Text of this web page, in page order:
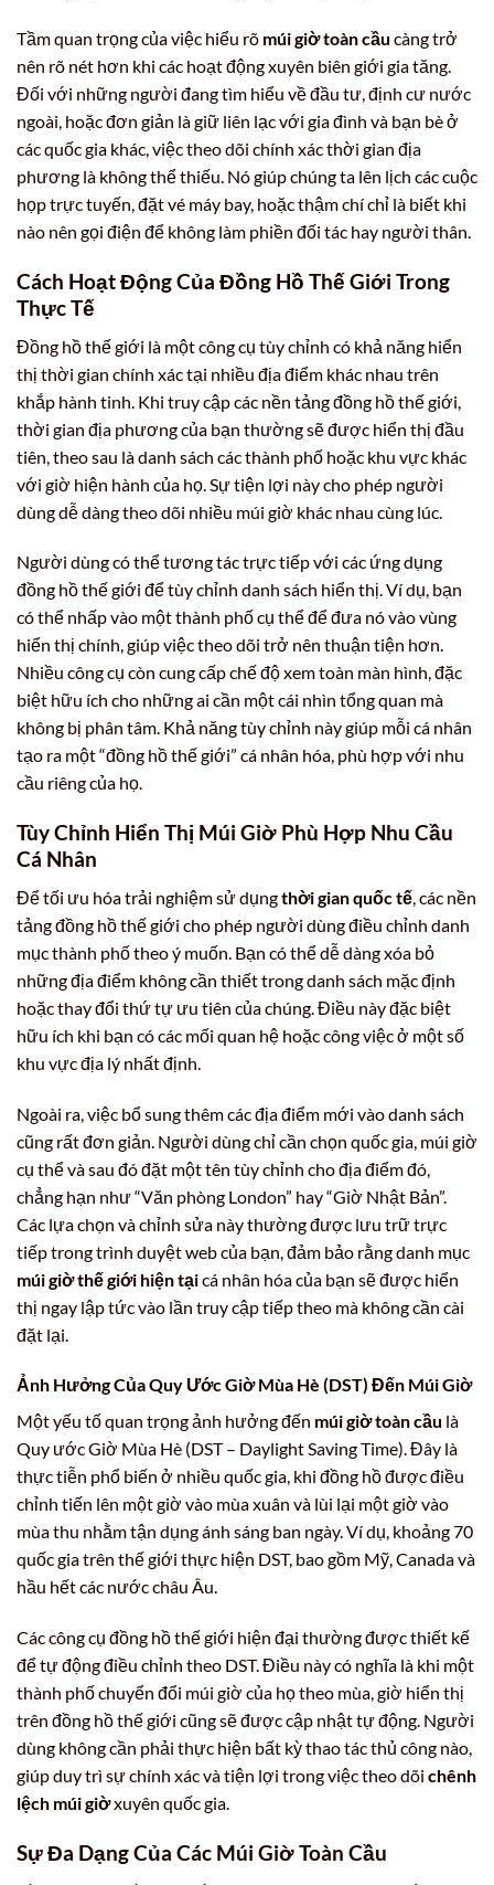
Tầm quan trọng của việc hiểu rõ múi giờ toàn cầu càng trở
nên rõ nét hơn khi các hoạt động xuyên biên giới gia tăng.
Đối với những người đang tìm hiểu về đầu tư, định cư nước
ngoài, hoặc đơn giản là giữ liên lạc với gia đình và bạn bè ở
các quốc gia khác, việc theo dõi chính xác thời gian địa
phương là không thể thiếu. Nó giúp chúng ta lên lịch các cuộc
họp trực tuyến, đặt vé máy bay, hoặc thậm chí chỉ là biết khi
nào nên gọi điện để không làm phiền đối tác hay người thân.
Cách Hoạt Động Của Đồng Hồ Thế Giới Trong
Thực Tế
Đồng hồ thế giới là một công cụ tùy chỉnh có khả năng hiển
thị thời gian chính xác tại nhiều địa điểm khác nhau trên
khắp hành tinh. Khi truy cập các nền tảng đồng hồ thế giới,
thời gian địa phương của bạn thường sẽ được hiển thị đầu
tiên, theo sau là danh sách các thành phố hoặc khu vực khác
với giờ hiện hành của họ. Sự tiện lợi này cho phép người
dùng dễ dàng theo dõi nhiều múi giờ khác nhau cùng lúc.
Người dùng có thể tương tác trực tiếp với các ứng dụng
đồng hồ thế giới để tùy chỉnh danh sách hiển thị. Ví dụ, bạn
có thể nhấp vào một thành phố cụ thể để đưa nó vào vùng
hiển thị chính, giúp việc theo dõi trở nên thuận tiện hơn.
Nhiều công cụ còn cung cấp chế độ xem toàn màn hình, đặc
biệt hữu ích cho những ai cần một cái nhìn tổng quan mà
không bị phân tâm. Khả năng tùy chỉnh này giúp mỗi cá nhân
tạo ra một “đồng hồ thế giới” cá nhân hóa, phù hợp với nhu
cầu riêng của họ.
Tùy Chỉnh Hiển Thị Múi Giờ Phù Hợp Nhu Cầu
Cá Nhân
Để tối ưu hóa trải nghiệm sử dụngthời gian quốc tế , các nền
tảng đồng hồ thế giới cho phép người dùng điều chỉnh danh
mục thành phố theo ý muốn. Bạn có thể dễ dàng xóa bỏ
những địa điểm không cần thiết trong danh sách mặc định
hoặc thay đổi thứ tự ưu tiên của chúng. Điều này đặc biệt
hữu ích khi bạn có các mối quan hệ hoặc công việc ở một số
khu vực địa lý nhất định.
Ngoài ra, việc bổ sung thêm các địa điểm mới vào danh sách
cũng rất đơn giản. Người dùng chỉ cần chọn quốc gia, múi giờ
cụ thể và sau đó đặt một tên tùy chỉnh cho địa điểm đó,
chẳng hạn như “Văn phòng London” hay “Giờ Nhật Bản”.
Các lựa chọn và chỉnh sửa này thường được lưu trữ trực
tiếp trong trình duyệt web của bạn, đảm bảo rằng danh mục
múi giờ thế giới hiện tạicá nhân hóa của bạn sẽ được hiển
thị ngay lập tức vào lần truy cập tiếp theo mà không cần cài
đặt lại.
Ảnh Hưởng Của Quy Ước Giờ Mùa Hè (DST) Đến Múi Giờ
Một yếu tố quan trọng ảnh hưởng đến múi giờ toàn cầu là
Quy ước Giờ Mùa Hè (DST – Daylight Saving Time). Đây là
thực tiễn phổ biến ở nhiều quốc gia, khi đồng hồ được điều
chỉnh tiến lên một giờ vào mùa xuân và lùi lại một giờ vào
mùa thu nhằm tận dụng ánh sáng ban ngày. Ví dụ, khoảng 70
quốc gia trên thế giới thực hiện DST, bao gồm Mỹ, Canada và
hầu hết các nước châu Âu.
Các công cụ đồng hồ thế giới hiện đại thường được thiết kế
để tự động điều chỉnh theo DST. Điều này có nghĩa là khi một
thành phố chuyển đổi múi giờ của họ theo mùa, giờ hiển thị
trên đồng hồ thế giới cũng sẽ được cập nhật tự động. Người
dùng không cần phải thực hiện bất kỳ thao tác thủ công nào,
giúp duy trì sự chính xác và tiện lợi trong việc theo dõi chênh
lệch múi giờxuyên quốc gia.
Sự Đa Dạng Của Các Múi Giờ Toàn Cầu